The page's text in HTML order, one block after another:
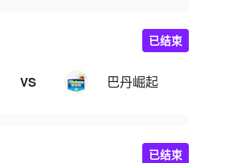
VS 巴丹崛起
已结束
已结束